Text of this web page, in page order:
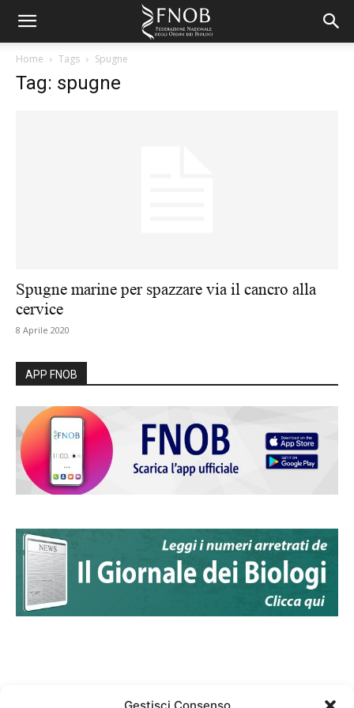
Home Tags Spugne
Tag: spugne
Spugne marine per spazzare via il cancro alla
cervice
8 Aprile 2020
APP FNOB